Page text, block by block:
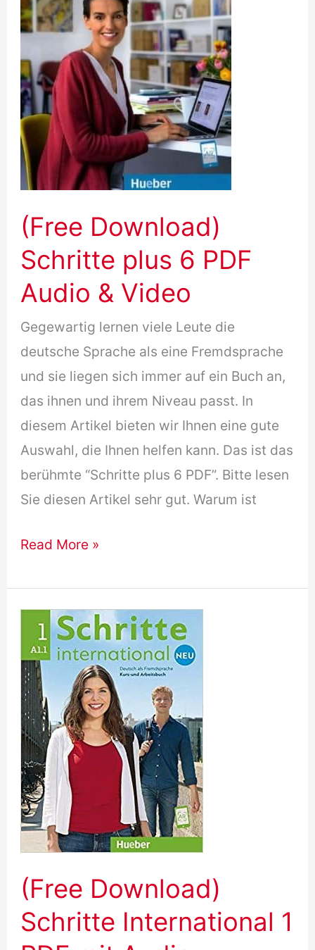
Kursbuch
+Arbeitsbuch
(Free Download)
Schritte plus 6 PDF
Audio & Video
Gegewartig lernen viele Leute die
deutsche Sprache als eine Fremdsprache
und sie liegen sich immer auf ein Buch an,
das ihnen und ihrem Niveau passt. In
diesem Artikel bieten wir Ihnen eine gute
Auswahl, die Ihnen helfen kann. Das ist das
berühmte “Schritte plus 6 PDF”. Bitte lesen
Sie diesen Artikel sehr gut. Warum ist
(Free
Schritte
plus
PDF
Audio
&
Video
Read More »
(Free Download)
Schritte International 1